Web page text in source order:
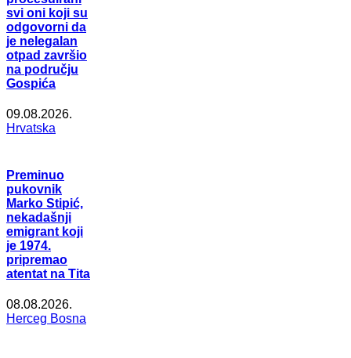
svi oni koji su
odgovorni da
je nelegalan
otpad završio
na području
Gospića
09.08.2026.
Hrvatska
Preminuo
pukovnik
Marko Stipić,
nekadašnji
emigrant koji
je 1974.
pripremao
atentat na Tita
08.08.2026.
Herceg Bosna